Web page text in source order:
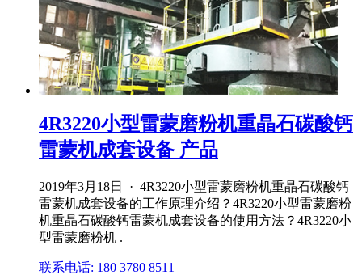
4R3220小型雷蒙磨粉机重晶石碳酸钙
雷蒙机成套设备 产品
2019年3月18日 · 4R3220小型雷蒙磨粉机重晶石碳酸钙
雷蒙机成套设备的工作原理介绍？4R3220小型雷蒙磨粉
机重晶石碳酸钙雷蒙机成套设备的使用方法？4R3220小
型雷蒙磨粉机 .
联系电话: 180 3780 8511